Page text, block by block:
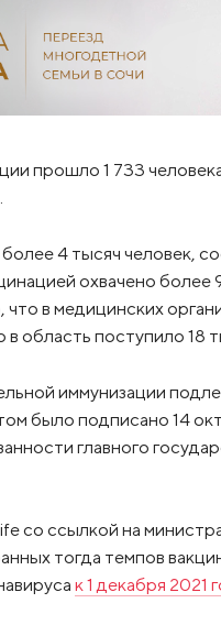
прошло 1 733
4 тысяч человек,
охвачено более
в медицинских
область поступило 18
иммунизации
было подписано 14
главного
со ссылкой на
тогда темпов
к 1 декабря 2021